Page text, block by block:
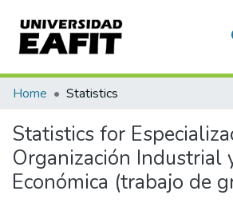
Communities & Collections
All of DSpace
Home Statistics
Statistics for
Organización Industrial
Económica (trabajo de